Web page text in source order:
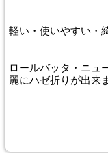
軽い・使いやすい・
ロールバッタ・ニュ
麗にハゼ折りが出来